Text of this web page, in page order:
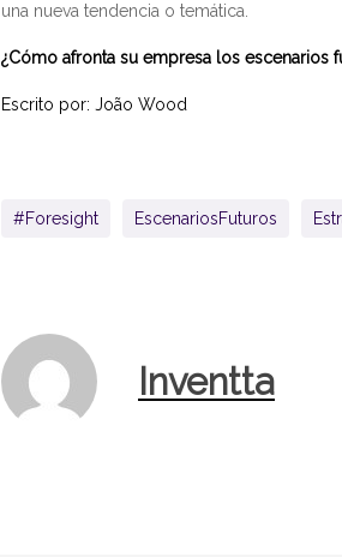
una nueva tendencia o temática.
¿Cómo afronta su empresa los escenarios
Escrito por: João Wood
#Foresight EscenariosFuturos
Inventta